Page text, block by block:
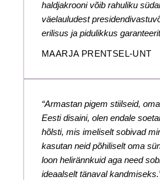
haldjakrooni võib rahuliku
väelauludest
erilisus ja pidulikkus
MAARJA PRENTSEL-UNT
“Armastan pigem stiilseid,
Eesti disaini, olen endale
hõlsti, mis imeliselt sobivad
kasutan neid põhiliselt oma
loon helirännkuid aga need
ideaalselt tänaval